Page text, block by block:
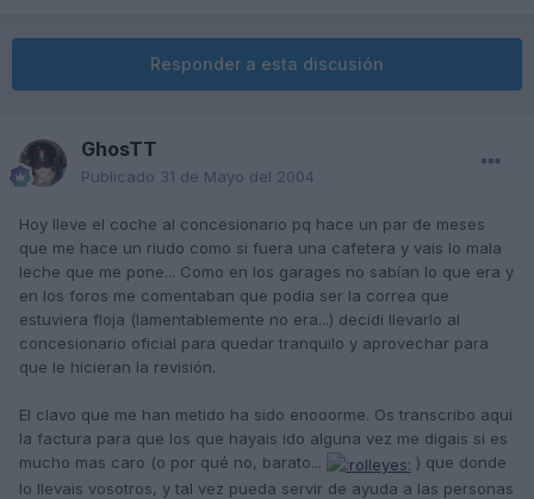
Responder a esta discusión
GhosTT
Publicado 31 de Mayo del 2004
Hoy lleve el coche al concesionario pq hace un par de meses
que me hace un riudo como si fuera una cafetera y vais lo mala
leche que me pone... Como en los garages no sabían lo que era y
en los foros me comentaban que podia ser la correa que
estuviera floja (lamentablemente no era...) decidi llevarlo al
concesionario oficial para quedar tranquilo y aprovechar para
que le hicieran la revisión.
El clavo que me han metido ha sido enooorme. Os transcribo aqui
la factura para que los que hayais ido alguna vez me digais si es
mucho mas caro (o por qué no, barato...
) que donde
lo llevais vosotros, y tal vez pueda servir de ayuda a las personas